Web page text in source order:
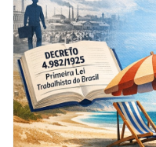
(48) 99906-0002
(Tijucas/Lages e
SINTRAPOC
99906-0002 ASFRESC (demais regiões): (48)
99994-2903
trabalhadores. São
sensibilidade,
mais justo e
da importância de
igualdade e direitos
Março é delas.
conquista.